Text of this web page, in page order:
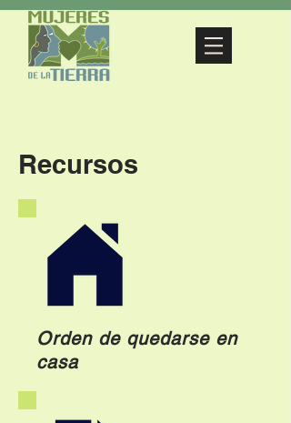
Recursos
Orden de quedarse en
casa